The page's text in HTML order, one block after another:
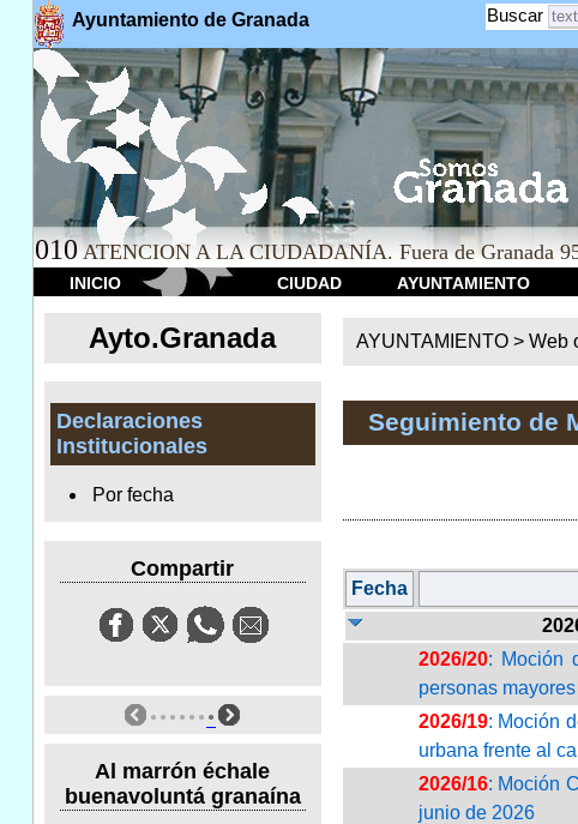
Ayuntamiento de Granada Buscar
010 ATENCION A LA CIUDADANÍA. Fuera de Granada
INICIO CIUDAD AYUNTAMIENTO
Ayto.Granada
Declaraciones
Institucionales
Por fecha
Compartir
Al marrón échale
buenavoluntá granaína
AYUNTAMIENTO > Web
Seguimiento de
Fecha
2026/20: Moción
personas mayores
2026/19: Moción
urbana frente al
2026/16: Moción
junio de 2026